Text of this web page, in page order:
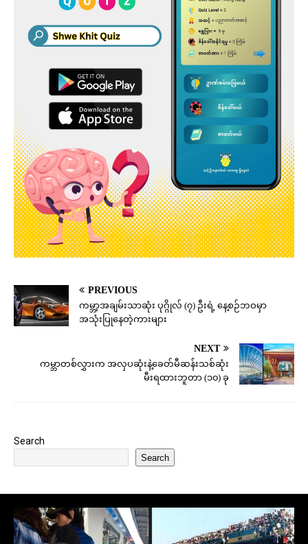
PREVIOUS
ကမ္ဘာ့အချမ်းသာဆုံး ပုဂ္ဂိုလ် (၇) ဦးရဲ့ နေ့စဉ်ဘဝမှာ
အသုံးပြုနေတဲ့ကားများ
NEXT
ကမ္ဘာတစ်လွှားက အလှပဆုံးနဲ့ခေတ်မီဆန်းသစ်ဆုံး
မီးရထားဘူတာ (၁၀) ခု
Search
Search